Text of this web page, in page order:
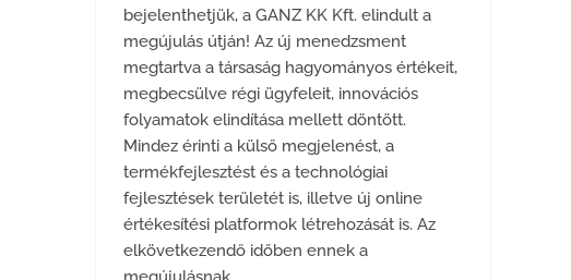
bejelenthetjük, a GANZ KK Kft. elindult a
megújulás útján! Az új menedzsment
megtartva a társaság hagyományos értékeit,
megbecsülve régi ügyfeleit, innovációs
folyamatok elindítása mellett döntött.
Mindez érinti a külső megjelenést, a
termékfejlesztést és a technológiai
fejlesztések területét is, illetve új online
értékesítési platformok létrehozását is. Az
elkövetkezendő időben ennek a